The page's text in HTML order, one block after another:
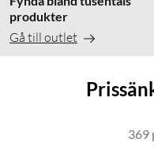
produkter
Gå till outlet
369